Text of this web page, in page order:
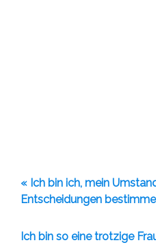
« Ich bin ich, mein
Entscheidungen
Ich bin so eine trotzige